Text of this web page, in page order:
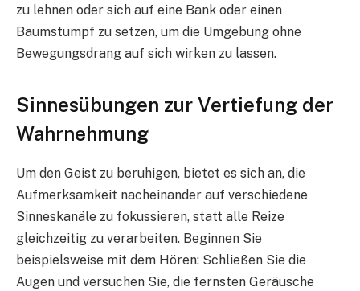
zu lehnen oder sich auf eine Bank oder einen
Baumstumpf zu setzen, um die Umgebung ohne
Bewegungsdrang auf sich wirken zu lassen.
Sinnesübungen zur Vertiefung der
Wahrnehmung
Um den Geist zu beruhigen, bietet es sich an, die
Aufmerksamkeit nacheinander auf verschiedene
Sinneskanäle zu fokussieren, statt alle Reize
gleichzeitig zu verarbeiten. Beginnen Sie
beispielsweise mit dem Hören: Schließen Sie die
Augen und versuchen Sie, die fernsten Geräusche